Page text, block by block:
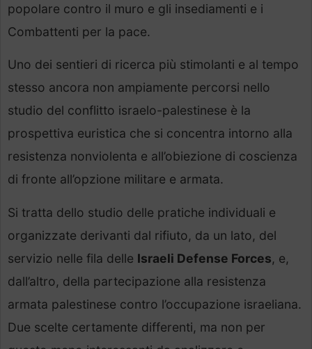
popolare contro il muro e gli insediamenti e i
Combattenti per la pace.
Uno dei sentieri di ricerca più stimolanti e al tempo
stesso ancora non ampiamente percorsi nello
studio del conflitto israelo-palestinese è la
prospettiva euristica che si concentra intorno alla
resistenza nonviolenta e all’obiezione di coscienza
di fronte all’opzione militare e armata.
Si tratta dello studio delle pratiche individuali e
organizzate derivanti dal rifiuto, da un lato, del
servizio nelle fila delle Israeli Defense Forces, e,
dall’altro, della partecipazione alla resistenza
armata palestinese contro l’occupazione israeliana.
Due scelte certamente differenti, ma non per